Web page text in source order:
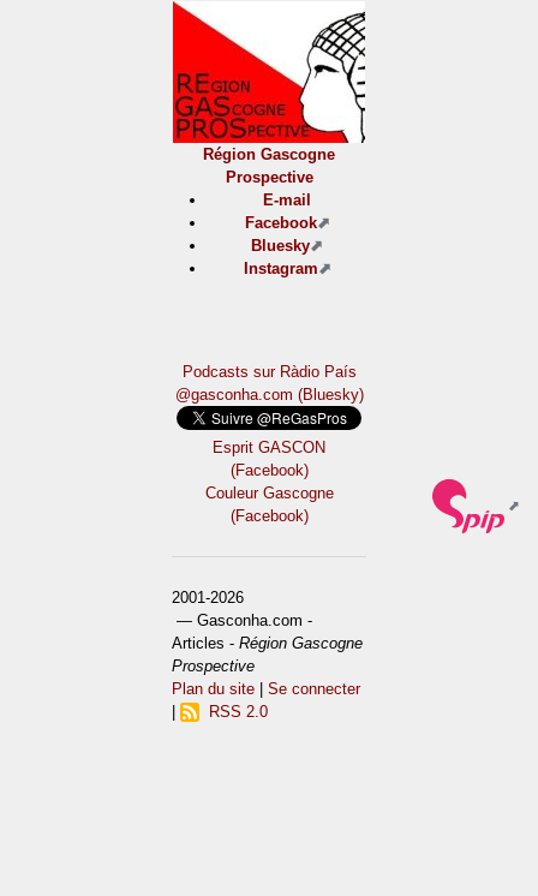
Région Gascogne
Prospective
E-mail
Facebook
Bluesky
Instagram
Podcasts sur Ràdio País
@gasconha.com (Bluesky)
Esprit GASCON
(Facebook)
Couleur Gascogne
(Facebook)
2001-2026
— Gasconha.com -
Articles -Région Gascogne
Prospective
Plan du site |Se connecter
|
RSS 2.0